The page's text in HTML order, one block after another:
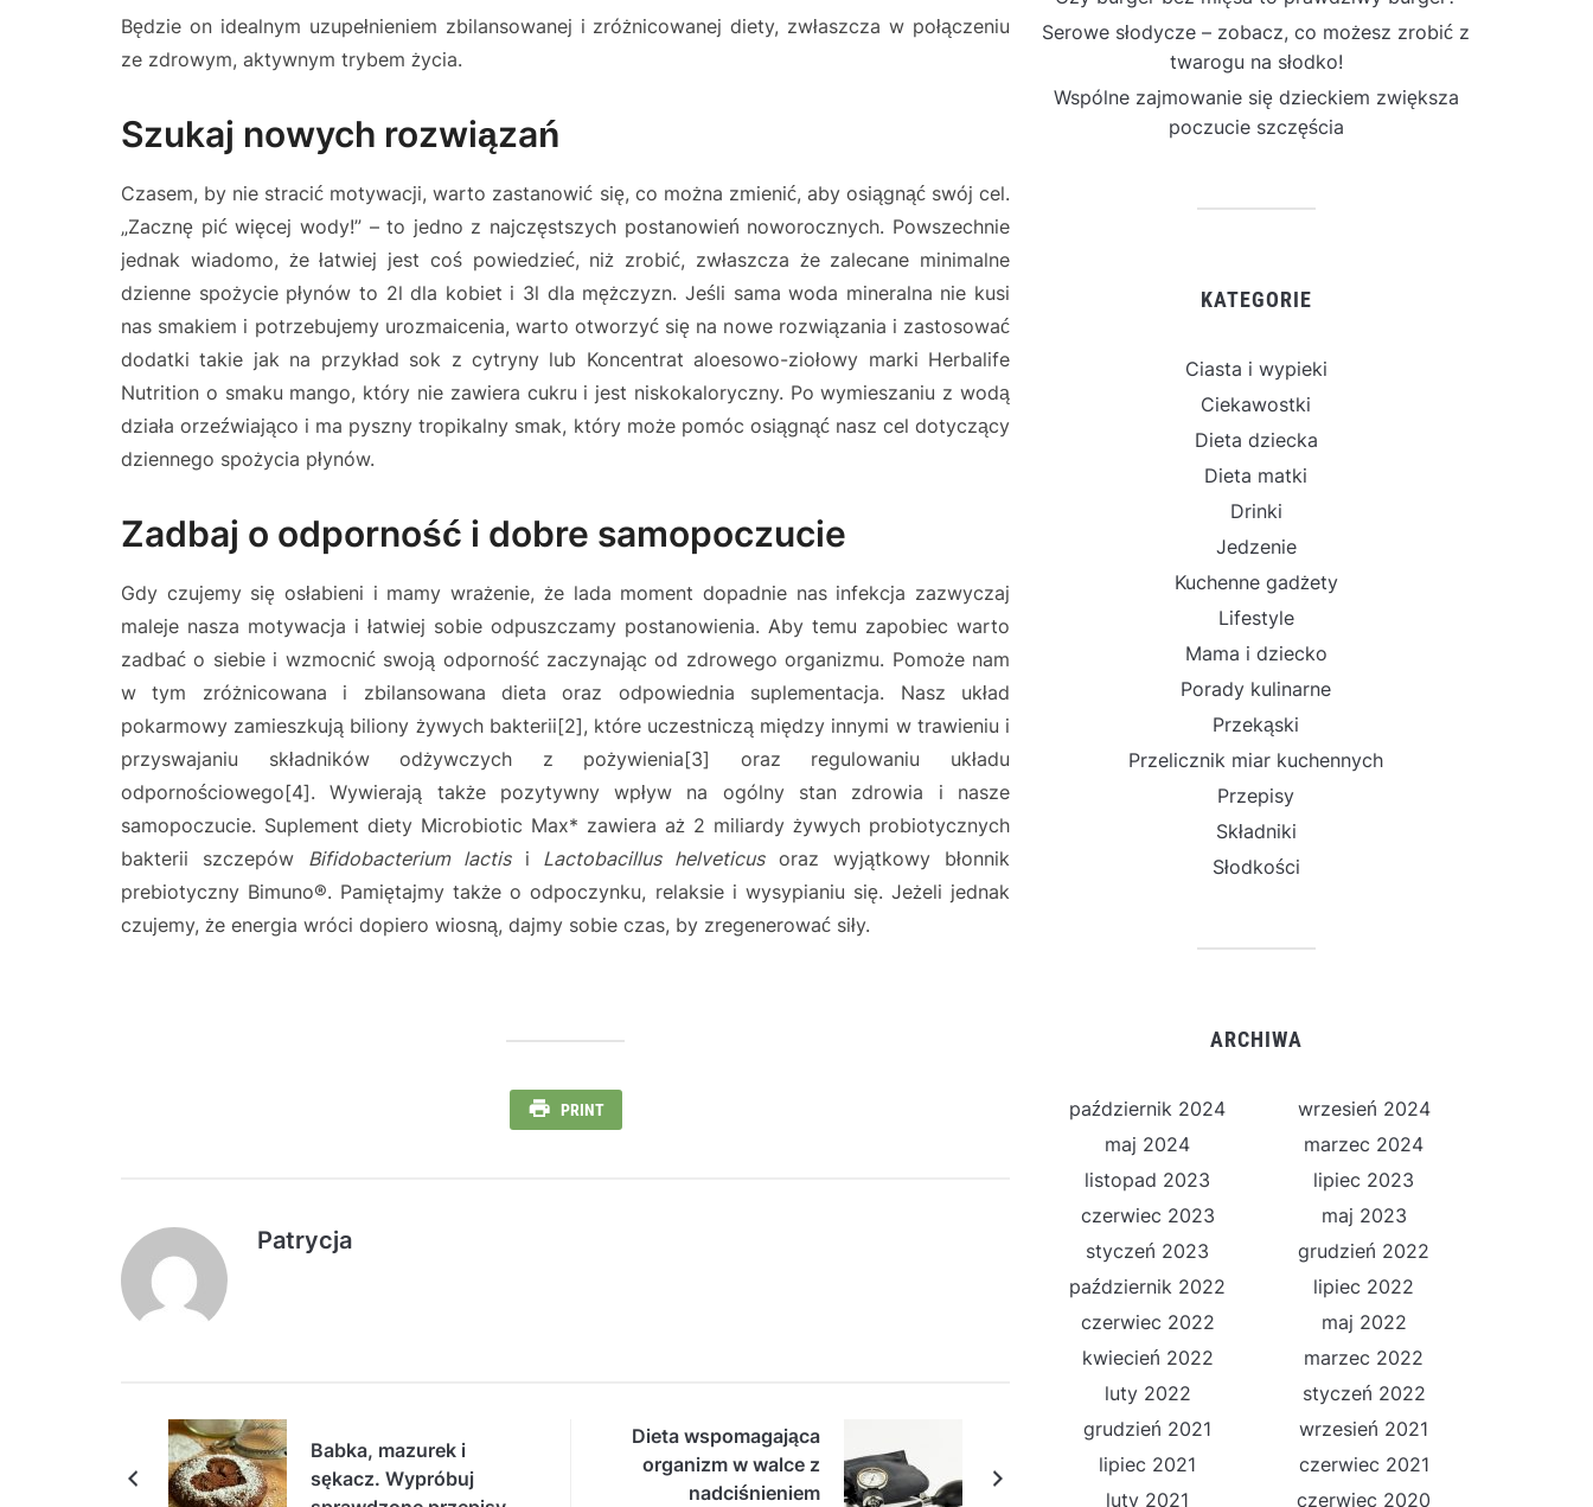
Będzie on idealnym uzupełnieniem zbilansowanej i zróżnicowanej diety, zwłaszcza w połączeniu
ze zdrowym, aktywnym trybem życia.
Szukaj nowych rozwiązań
Czasem, by nie stracić motywacji, warto zastanowić się, co można zmienić, aby osiągnąć swój cel.
„Zacznę pić więcej wody!” – to jedno z najczęstszych postanowień noworocznych. Powszechnie
jednak wiadomo, że łatwiej jest coś powiedzieć, niż zrobić, zwłaszcza że zalecane minimalne
dzienne spożycie płynów to 2l dla kobiet i 3l dla mężczyzn. Jeśli sama woda mineralna nie kusi
nas smakiem i potrzebujemy urozmaicenia, warto otworzyć się na nowe rozwiązania i zastosować
dodatki takie jak na przykład sok z cytryny lub Koncentrat aloesowo-ziołowy marki Herbalife
Nutrition o smaku mango, który nie zawiera cukru i jest niskokaloryczny. Po wymieszaniu z wodą
działa orzeźwiająco i ma pyszny tropikalny smak, który może pomóc osiągnąć nasz cel dotyczący
dziennego spożycia płynów.
Zadbaj o odporność i dobre samopoczucie
Gdy czujemy się osłabieni i mamy wrażenie, że lada moment dopadnie nas infekcja zazwyczaj
maleje nasza motywacja i łatwiej sobie odpuszczamy postanowienia. Aby temu zapobiec warto
zadbać o siebie i wzmocnić swoją odporność zaczynając od zdrowego organizmu. Pomoże nam
w tym zróżnicowana i zbilansowana dieta oraz odpowiednia suplementacja. Nasz układ
pokarmowy zamieszkują biliony żywych bakterii[2], które uczestniczą między innymi w trawieniu i
przyswajaniu składników odżywczych z pożywienia[3] oraz regulowaniu układu
odpornościowego[4]. Wywierają także pozytywny wpływ na ogólny stan zdrowia i nasze
samopoczucie. Suplement diety Microbiotic Max* zawiera aż 2 miliardy żywych probiotycznych
bakterii szczepów Bifidobacterium lactisi Lactobacillus helveticusoraz wyjątkowy błonnik
prebiotyczny Bimuno®. Pamiętajmy także o odpoczynku, relaksie i wysypianiu się. Jeżeli jednak
czujemy, że energia wróci dopiero wiosną, dajmy sobie czas, by zregenerować siły.
PRINT
Patrycja
Babka, mazurek i
sękacz. Wypróbuj
Dieta wspomagająca
organizm w walce z
nadciśnieniem
Serowe słodycze – zobacz, co możesz zrobić z
twarogu na słodko!
Wspólne zajmowanie się dzieckiem zwiększa
poczucie szczęścia
KATEGORIE
Ciasta i wypieki
Ciekawostki
Dieta dziecka
Dieta matki
Drinki
Jedzenie
Kuchenne gadżety
Lifestyle
Mama i dziecko
Porady kulinarne
Przekąski
Przelicznik miar kuchennych
Przepisy
Składniki
Słodkości
ARCHIWA
październik 2024
wrzesień 2024
maj 2024
marzec 2024
listopad 2023
lipiec 2023
czerwiec 2023
maj 2023
styczeń 2023
grudzień 2022
październik 2022
lipiec 2022
czerwiec 2022
maj 2022
kwiecień 2022
marzec 2022
luty 2022
styczeń 2022
grudzień 2021
wrzesień 2021
lipiec 2021
czerwiec 2021
luty 2021
czerwiec 2020